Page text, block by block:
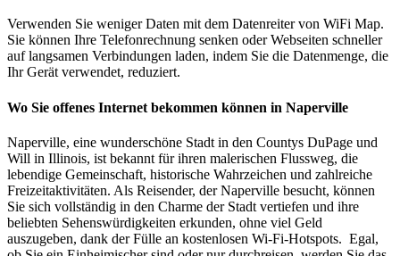
Verwenden Sie weniger Daten mit dem Datenreiter von WiFi Map.
Sie können Ihre Telefonrechnung senken oder Webseiten schneller
auf langsamen Verbindungen laden, indem Sie die Datenmenge, die
Ihr Gerät verwendet, reduziert.
Wo Sie offenes Internet bekommen können in Naperville
Naperville, eine wunderschöne Stadt in den Countys DuPage und
Will in Illinois, ist bekannt für ihren malerischen Flussweg, die
lebendige Gemeinschaft, historische Wahrzeichen und zahlreiche
Freizeitaktivitäten. Als Reisender, der Naperville besucht, können
Sie sich vollständig in den Charme der Stadt vertiefen und ihre
beliebten Sehenswürdigkeiten erkunden, ohne viel Geld
auszugeben, dank der Fülle an kostenlosen Wi-Fi-Hotspots. Egal,